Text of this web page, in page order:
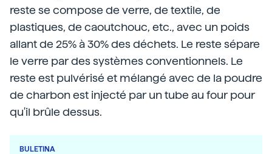
reste se compose de verre, de textile, de
plastiques, de caoutchouc, etc., avec un poids
allant de 25% à 30% des déchets. Le reste sépare
le verre par des systèmes conventionnels. Le
reste est pulvérisé et mélangé avec de la poudre
de charbon est injecté par un tube au four pour
qu'il brûle dessus.
BULETINA